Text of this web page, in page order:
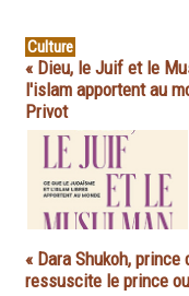
Culture
« Dieu, le Juif et le
l'islam apportent au
Privot
« Dara Shukoh,
ressuscite le prince